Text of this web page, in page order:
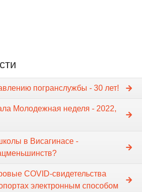
погранслужбы - 30 лет!
Молодежная неделя - 2022,
в Висагинасе -
COVID-свидетельства
электронным способом